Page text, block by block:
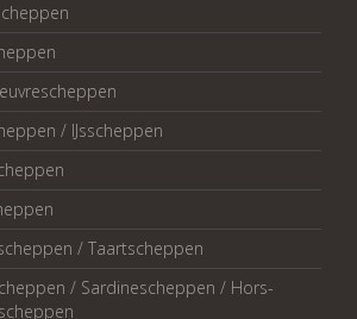
/ IJsscheppen
/ Taartscheppen
/ Sardinescheppen / Hors-